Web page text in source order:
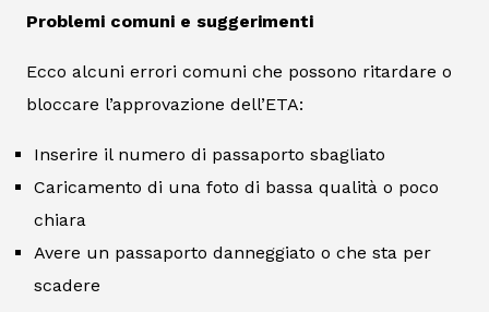
Problemi comuni e suggerimenti
Ecco alcuni errori comuni che possono ritardare o
bloccare l’approvazione dell’ETA:
Inserire il numero di passaporto sbagliato
Caricamento di una foto di bassa qualità o poco
chiara
Avere un passaporto danneggiato o che sta per
scadere